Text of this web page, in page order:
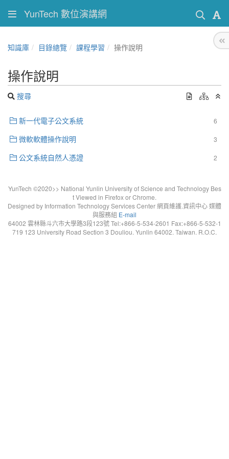
YunTech 數位演講網
知識庫 目錄總覽 課程學習 操作說明
操作說明
搜尋
6
新一代電子公文系統
3
微軟軟體操作說明
2
公文系統自然人憑證
YunTech ©2020>> National Yunlin University of Science and Technology Bes
t Viewed in Firefox or Chrome.
Designed by Information Technology Services Center 網頁維護.資訊中心 媒體
與服務組 E-mail
64002 雲林縣斗六市大學路3段123號 Tel:+866-5-534-2601 Fax:+866-5-532-1
719 123 University Road Section 3 Douliou. Yunlin 64002. Taiwan. R.O.C.